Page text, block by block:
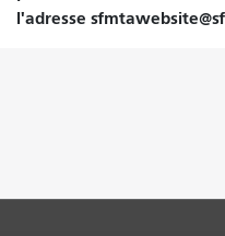
l'adresse